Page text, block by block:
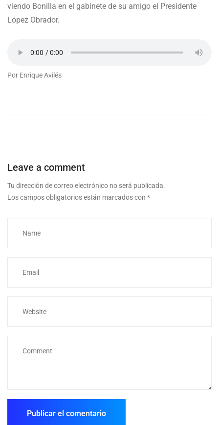
viendo Bonilla en el gabinete de su amigo el Presidente
López Obrador.
Por Enrique Avilés
Leave a comment
Tu dirección de correo electrónico no será publicada.
Los campos obligatorios están marcados con *